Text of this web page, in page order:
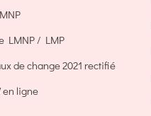
LMNP / LMP
de change 2021 rectifié
en ligne